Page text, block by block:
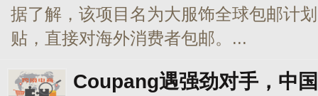
据了解，该项目名为大服饰全球包邮计
贴，直接对海外消费者包邮。...
Coupang遇强劲对手，中